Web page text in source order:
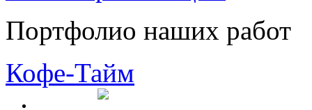
Портфолио наших работ
Кофе-Тайм